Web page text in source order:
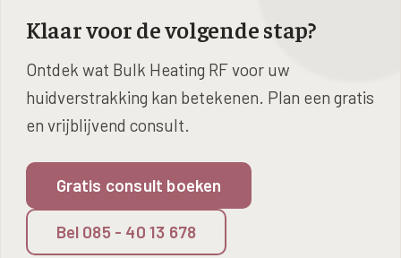
Klaar voor de volgende stap?
Ontdek wat Bulk Heating RF voor uw
huidverstrakking kan betekenen. Plan een gratis
en vrijblijvend consult.
Gratis consult boeken
Bel 085 - 40 13 678